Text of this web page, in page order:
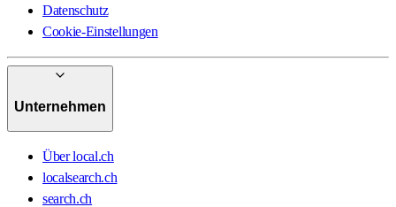
Datenschutz
Cookie-Einstellungen
Unternehmen
Über local.ch
localsearch.ch
search.ch